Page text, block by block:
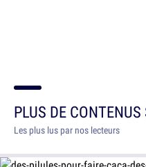
PLUS DE CONTENUS
Les plus lus par nos lecteurs